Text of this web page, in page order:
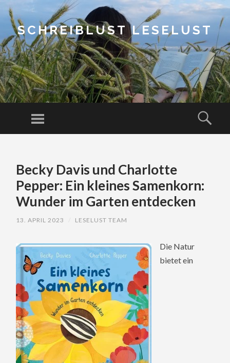
SCHREIBLUST LESELUST
Menu
CONTENTBecky Davis und Charlotte
Pepper: Ein kleines Samenkorn:
Wunder im Garten entdecken
13. APRIL 2023 LESELUST TEAM
Die Natur
bietet ein